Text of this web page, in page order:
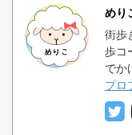
めり
街歩
歩コ
でか
プロ